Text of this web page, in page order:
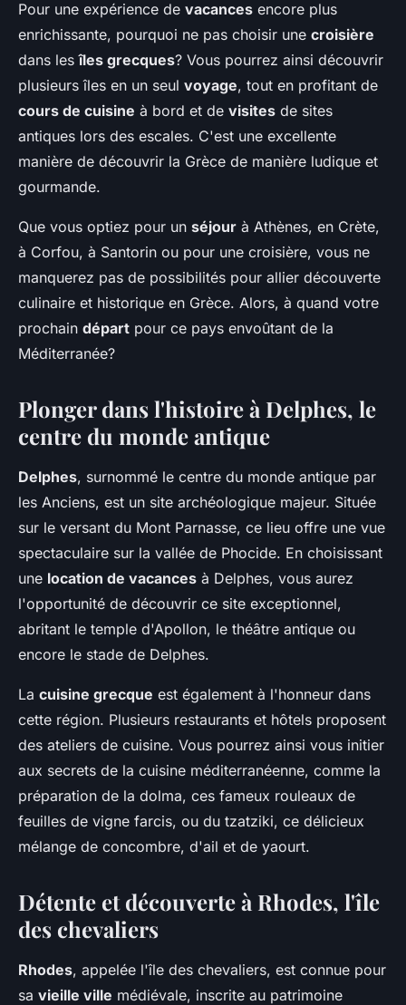
Pour une expérience de vacances encore plus
enrichissante, pourquoi ne pas choisir une croisière
dans lesîles grecques? Vous pourrez ainsi découvrir
plusieurs îles en un seul voyage, tout en profitant de
cours de cuisine à bord et de visites de sites
antiques lors des escales. C'est une excellente
manière de découvrir la Grèce de manière ludique et
gourmande.
Que vous optiez pour un séjour à Athènes, en Crète,
à Corfou, à Santorin ou pour une croisière, vous ne
manquerez pas de possibilités pour allier découverte
culinaire et historique en Grèce. Alors, à quand votre
prochain départ pour ce pays envoûtant de la
Méditerranée?
Plonger dans l'histoire à Delphes, le
centre du monde antique
Delphes, surnommé le centre du monde antique par
les Anciens, est un site archéologique majeur. Située
sur le versant du Mont Parnasse, ce lieu offre une vue
spectaculaire sur la vallée de Phocide. En choisissant
une location de vacances à Delphes, vous aurez
l'opportunité de découvrir ce site exceptionnel,
abritant le temple d'Apollon, le théâtre antique ou
encore le stade de Delphes.
La cuisine grecque est également à l'honneur dans
cette région. Plusieurs restaurants et hôtels proposent
des ateliers de cuisine. Vous pourrez ainsi vous initier
aux secrets de la cuisine méditerranéenne, comme la
préparation de la dolma, ces fameux rouleaux de
feuilles de vigne farcis, ou du tzatziki, ce délicieux
mélange de concombre, d'ail et de yaourt.
Détente et découverte à Rhodes, l'île
des chevaliers
Rhodes, appelée l'île des chevaliers, est connue pour
sa vieille ville médiévale, inscrite au patrimoine